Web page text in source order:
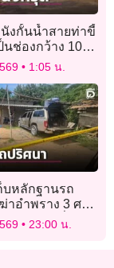
นังกั้นน้ำสายท่าขี้
นช่องกว้าง 10
ะลักท่วม
1:05 น.
บหลักฐานรถ
าอำพราง 3 ศพ
หลักฐานเชื่อม
23:00 น.